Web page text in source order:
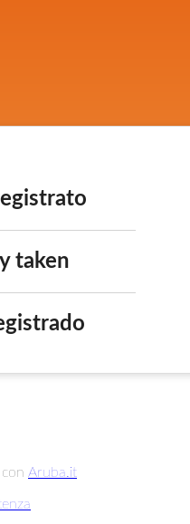
taken
Aruba.it